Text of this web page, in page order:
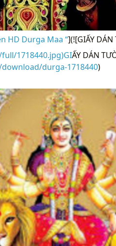
HD Durga Maa “](![GIẤY
1718440.jpg)GIẤY DÁN
durga-1718440)